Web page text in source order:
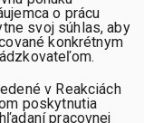
o prácu
svoj súhlas, aby
konkrétnym
v Reakciách
poskytnutia
pracovnej